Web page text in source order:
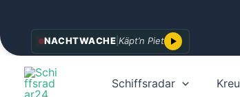
Zum
Inhalt
springen
NACHTWACHE Käpt’n Piet
Schiffsradar